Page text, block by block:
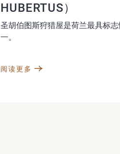
HUBERTUS）
圣胡伯图斯狩猎屋是荷兰最具标
一。
阅读更多